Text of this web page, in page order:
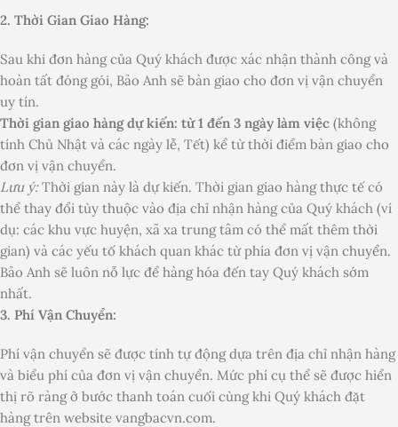
2. Thời Gian Giao Hàng:
Sau khi đơn hàng của Quý khách được xác nhận thành công và
hoàn tất đóng gói, Bảo Anh sẽ bàn giao cho đơn vị vận chuyển
uy tín.
Thời gian giao hàng dự kiến: từ 1 đến 3 ngày làm việc (không
tính Chủ Nhật và các ngày lễ, Tết) kể từ thời điểm bàn giao cho
đơn vị vận chuyển.
Lưu ý:Thời gian này là dự kiến. Thời gian giao hàng thực tế có
thể thay đổi tùy thuộc vào địa chỉ nhận hàng của Quý khách (ví
dụ: các khu vực huyện, xã xa trung tâm có thể mất thêm thời
gian) và các yếu tố khách quan khác từ phía đơn vị vận chuyển.
Bảo Anh sẽ luôn nỗ lực để hàng hóa đến tay Quý khách sớm
nhất.
3. Phí Vận Chuyển:
Phí vận chuyển sẽ được tính tự động dựa trên địa chỉ nhận hàng
và biểu phí của đơn vị vận chuyển. Mức phí cụ thể sẽ được hiển
thị rõ ràng ở bước thanh toán cuối cùng khi Quý khách đặt
hàng trên website vangbacvn.com.